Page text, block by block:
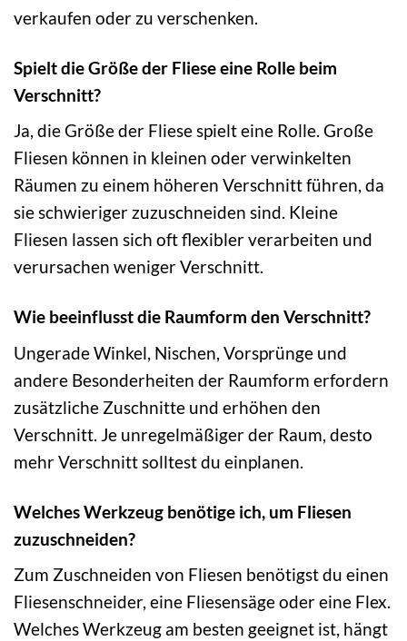
verkaufen oder zu verschenken.
Spielt die Größe der Fliese eine Rolle beim
Verschnitt?
Ja, die Größe der Fliese spielt eine Rolle. Große
Fliesen können in kleinen oder verwinkelten
Räumen zu einem höheren Verschnitt führen, da
sie schwieriger zuzuschneiden sind. Kleine
Fliesen lassen sich oft flexibler verarbeiten und
verursachen weniger Verschnitt.
Wie beeinflusst die Raumform den Verschnitt?
Ungerade Winkel, Nischen, Vorsprünge und
andere Besonderheiten der Raumform erfordern
zusätzliche Zuschnitte und erhöhen den
Verschnitt. Je unregelmäßiger der Raum, desto
mehr Verschnitt solltest du einplanen.
Welches Werkzeug benötige ich, um Fliesen
zuzuschneiden?
Zum Zuschneiden von Fliesen benötigst du einen
Fliesenschneider, eine Fliesensäge oder eine Flex.
Welches Werkzeug am besten geeignet ist, hängt